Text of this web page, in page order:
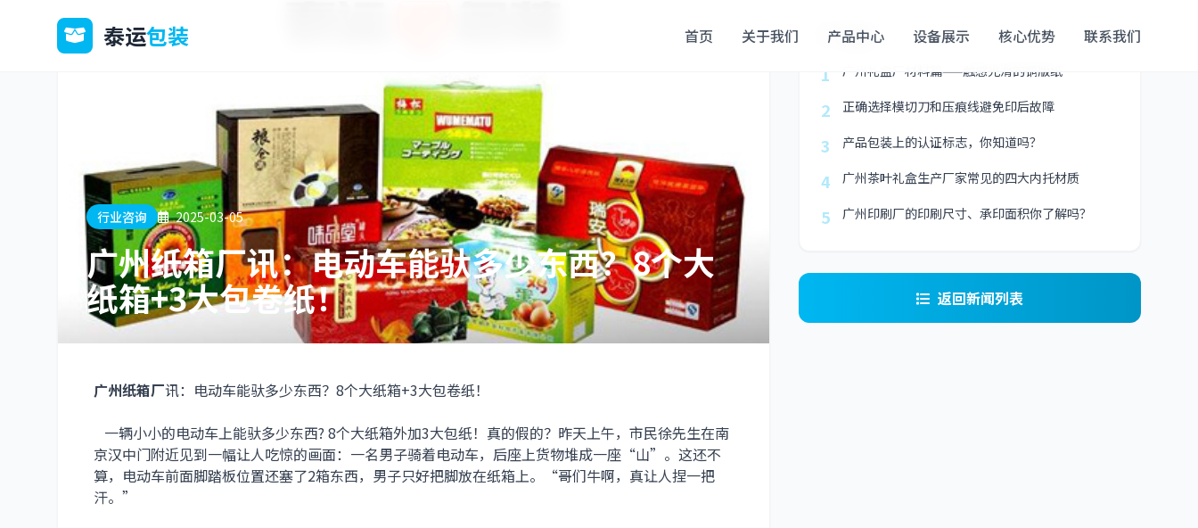
泰运包装 首页 关于我们 产品中心 设备展示 核心优势 联系我们
行业咨询 2025-03-05
广州纸箱厂讯：电动车能驮多少东西？8个大
纸箱+3大包卷纸！
广州纸箱厂讯：电动车能驮多少东西？8个大纸箱+3大包卷纸！
一辆小小的电动车上能驮多少东西? 8个大纸箱外加3大包纸！真的假的？昨天上午，市民徐先生在南
京汉中门附近见到一幅让人吃惊的画面：一名男子骑着电动车，后座上货物堆成一座“山”。这还不
算，电动车前面脚踏板位置还塞了2箱东西，男子只好把脚放在纸箱上。“哥们牛啊，真让人捏一把
汗。”
最新
1
广州礼盒厂材料篇——触感光滑的铜版纸
2 正确选择模切刀和压痕线避免印后故障
3 产品包装上的认证标志，你知道吗？
4 广州茶叶礼盒生产厂家常见的四大内托材质
5 广州印刷厂的印刷尺寸、承印面积你了解吗？
返回新闻列表